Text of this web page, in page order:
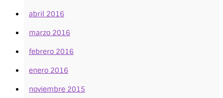
abril 2016
marzo 2016
febrero 2016
enero 2016
noviembre 2015